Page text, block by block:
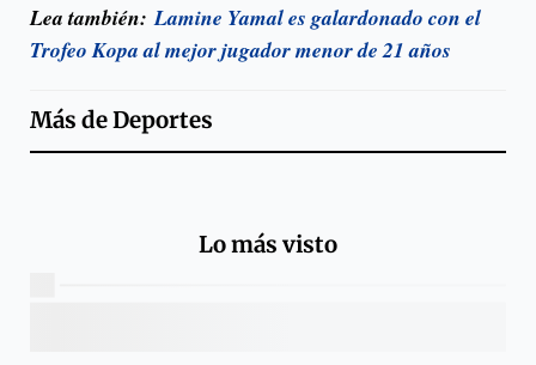
Lea también:Lamine Yamal es galardonado con el
Trofeo Kopa al mejor jugador menor de 21 años
Más deDeportes
Lo más visto